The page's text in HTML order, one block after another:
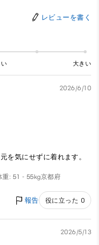
レビューを書く
大きい
2026/6/10
を気にせずに着れます。
重: 51 - 55kg京都府
報告 役に立った 0
2026/5/13